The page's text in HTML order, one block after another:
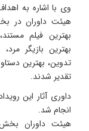
وی با اشاره به
هیئت داوران در
بهترین فیلم
بهترین بازیگر
تدوین، بهترین
تقدیر شدند.
داوری آثار این
انجام شد.
هیئت داوران